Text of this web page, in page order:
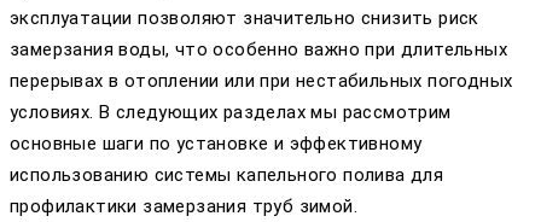
эксплуатации позволяют значительно снизить риск
замерзания воды, что особенно важно при длительных
перерывах в отоплении или при нестабильных погодных
условиях. В следующих разделах мы рассмотрим
основные шаги по установке и эффективному
использованию системы капельного полива для
профилактики замерзания труб зимой.